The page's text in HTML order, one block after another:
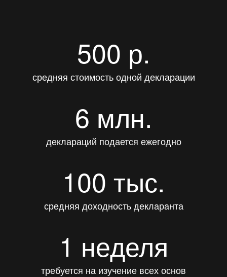
500 р.
средняя стоимость одной декларации
6 млн.
деклараций подается ежегодно
100 тыс.
средняя доходность декларанта
1 неделя
требуется на изучение всех основ